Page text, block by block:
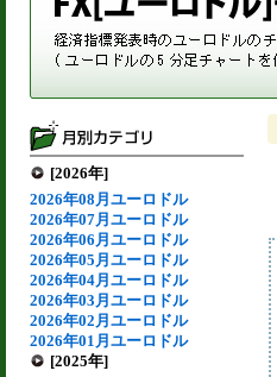
[2026年]
2026年08月ユーロドル
2026年07月ユーロドル
2026年06月ユーロドル
2026年05月ユーロドル
2026年04月ユーロドル
2026年03月ユーロドル
2026年02月ユーロドル
2026年01月ユーロドル
[2025年]